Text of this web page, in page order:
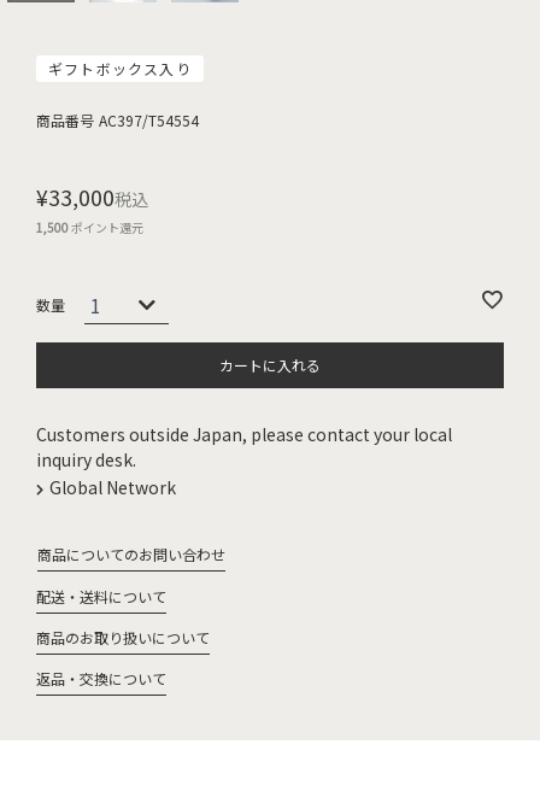
ギフトボックス入り
商品番号 AC397/T54554
¥33,000税込
1,500ポイント還元
カートに入れる
Customers outside Japan, please contact your local
inquiry desk.
Global Network
商品についてのお問い合わせ
配送・送料について
商品のお取り扱いについて
返品・交換について